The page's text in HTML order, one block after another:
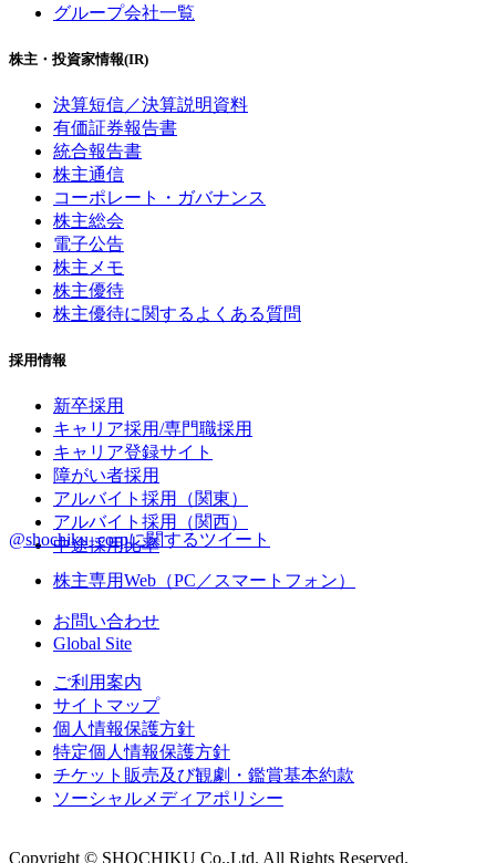
グループ会社一覧
株主・投資家情報(IR)
決算短信／決算説明資料
有価証券報告書
統合報告書
株主通信
コーポレート・ガバナンス
株主総会
電子公告
株主メモ
株主優待
株主優待に関するよくある質問
採用情報
新卒採用
キャリア採用/専門職採用
キャリア登録サイト
障がい者採用
アルバイト採用（関東）
アルバイト採用（関西）
中途採用比率
@shochiku_corpに関するツイート
株主専用Web（PC／スマートフォン）
お問い合わせ
Global Site
ご利用案内
サイトマップ
個人情報保護方針
特定個人情報保護方針
チケット販売及び観劇・鑑賞基本約款
ソーシャルメディアポリシー
Copyright © SHOCHIKU Co.,Ltd. All Rights Reserved.